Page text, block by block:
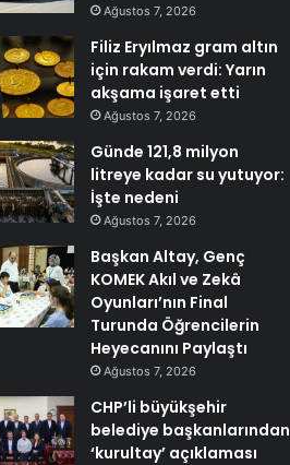
Ağustos 7, 2026
Filiz Eryılmaz gram altın
için rakam verdi: Yarın
akşama işaret etti
Ağustos 7, 2026
Günde 121,8 milyon
litreye kadar su yutuyor:
İşte nedeni
Ağustos 7, 2026
Başkan Altay, Genç
KOMEK Akıl ve Zekâ
Oyunları’nın Final
Turunda Öğrencilerin
Heyecanını Paylaştı
Ağustos 7, 2026
CHP’li büyükşehir
belediye başkanlarından
‘kurultay’ açıklaması